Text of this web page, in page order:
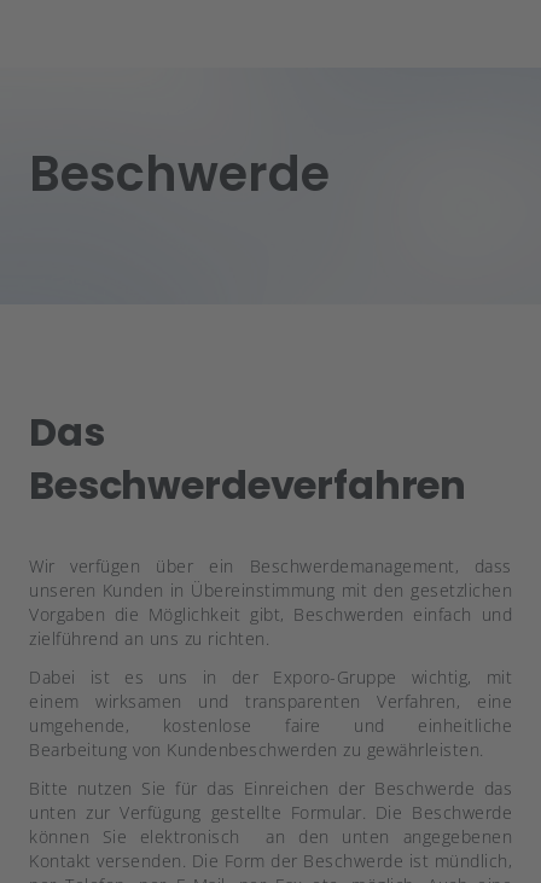
Beschwerde
Das
Beschwerdeverfahren
Wir verfügen über ein Beschwerdemanagement, dass
unseren Kunden in Übereinstimmung mit den gesetzlichen
Vorgaben die Möglichkeit gibt, Beschwerden einfach und
zielführend an uns zu richten.
Dabei ist es uns in der Exporo-Gruppe wichtig, mit
einem wirksamen und transparenten Verfahren, eine
umgehende, kostenlose faire und einheitliche
Bearbeitung von Kundenbeschwerden zu gewährleisten.
Bitte nutzen Sie für das Einreichen der Beschwerde das
unten zur Verfügung gestellte Formular. Die Beschwerde
können Sie elektronisch an den unten angegebenen
Kontakt versenden. Die Form der Beschwerde ist mündlich,